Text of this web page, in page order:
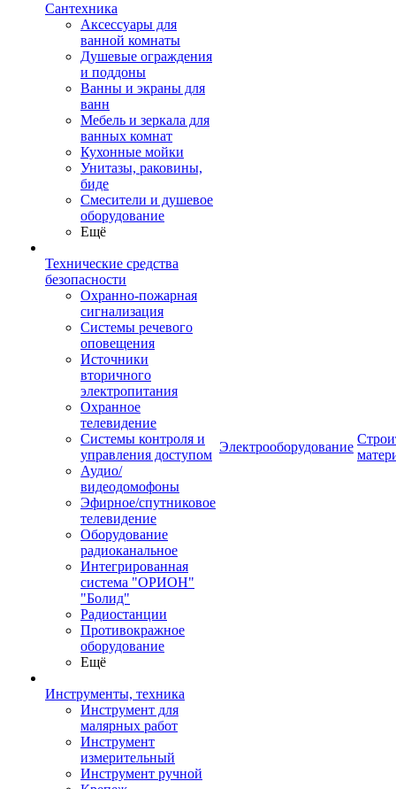
Сантехника
Аксессуары для
ванной комнаты
Душевые ограждения
и поддоны
Ванны и экраны для
ванн
Мебель и зеркала для
ванных комнат
Кухонные мойки
Унитазы, раковины,
биде
Смесители и душевое
оборудование
Ещё
Технические средства
безопасности
Охранно-пожарная
сигнализация
Системы речевого
оповещения
Источники
вторичного
электропитания
Охранное
телевидение
Системы контроля и
управления доступом
Аудио/
видеодомофоны
Эфирное/спутниковое
телевидение
Оборудование
радиоканальное
Интегрированная
система "ОРИОН"
"Болид"
Радиостанции
Противокражное
оборудование
Ещё
Инструменты, техника
Инструмент для
малярных работ
Инструмент
измерительный
Инструмент ручной
Электрооборудование